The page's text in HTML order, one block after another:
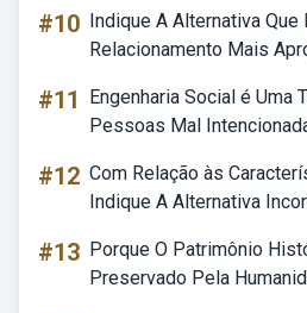
#10 Indique A Alternativa Que
Relacionamento Mais
#11
Engenharia Social é Uma
Pessoas Mal
#12 Com Relação às
Indique A Alternativa
#13 Porque O Patrimônio
Preservado Pela